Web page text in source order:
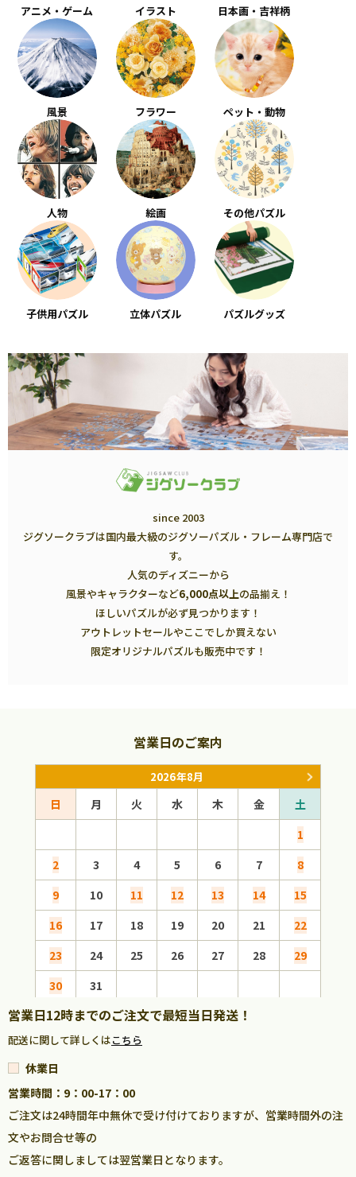
アニメ・ゲーム イラスト 日本画・吉祥柄
風景 フラワー ペット・動物
人物 絵画 その他パズル
子供用パズル 立体パズル パズルグッズ
since 2003
ジグソークラブは国内最大級のジグソーパズル・フレーム専門店で
す。
人気のディズニーから
風景やキャラクターなど6,000点以上の品揃え！
ほしいパズルが必ず見つかります！
アウトレットセールやここでしか買えない
限定オリジナルパズルも販売中です！
営業日のご案内
2026年8月
日 月 火 水 木 金
土
1
2
3 4 5 6 7
8
9
10 11 12 13 14
15
16
17 18 19 20 21
22
23
24 25 26 27 28
29
30
31
営業日12時までのご注文で最短当日発送！
配送に関して詳しくはこちら
休業日
営業時間：9：00-17：00
ご注文は24時間年中無休で受け付けておりますが、営業時間外の注
文やお問合せ等の
ご返答に関しましては翌営業日となります。